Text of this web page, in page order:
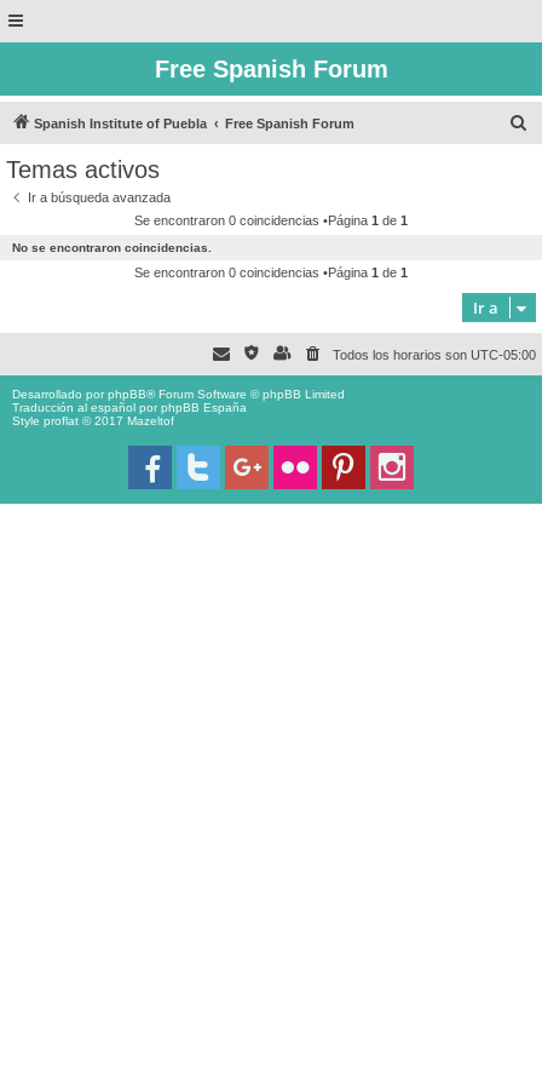
Free Spanish Forum
Spanish Institute of Puebla Free Spanish Forum
Temas activos
Ir a búsqueda avanzada
Se encontraron 0 coincidencias •Página 1 de 1
No se encontraron coincidencias.
Se encontraron 0 coincidencias •Página 1 de 1
Ir a
Todos los horarios son UTC-05:00
Desarrollado porphpBB® Forum Software © phpBB Limited
Traducción al español porphpBB España
Style proflat © 2017 Mazeltof